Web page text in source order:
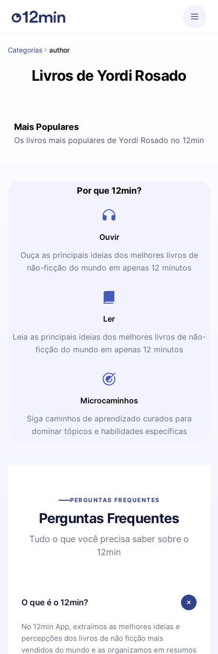
Categorias author
Livros de Yordi Rosado
Mais Populares
Os livros mais populares de Yordi Rosado no 12min
Por que 12min?
Ouvir
Ouça as principais ideias dos melhores livros de
não-ficção do mundo em apenas 12 minutos
Ler
Leia as principais ideias dos melhores livros de não-
ficção do mundo em apenas 12 minutos
Microcaminhos
Siga caminhos de aprendizado curados para
dominar tópicos e habilidades específicas
PERGUNTAS FREQUENTES
Perguntas Frequentes
Tudo o que você precisa saber sobre o
12min
O que é o 12min?
No 12min App, extraímos as melhores ideias e
percepções dos livros de não ficção mais
vendidos do mundo e as organizamos em resumos